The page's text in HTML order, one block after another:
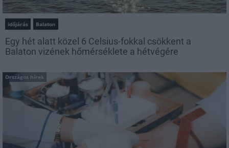
időjárás Balaton
Egy hét alatt közel 6 Celsius-fokkal csökkent a
Balaton vizének hőmérséklete a hétvégére
Országos hírek